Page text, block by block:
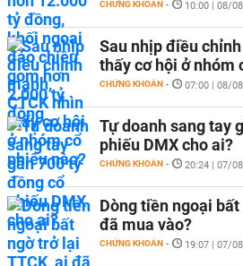
CHỨNG KHOÁN - 10:00 | 08/
Sau nhịp điều
thấy cơ hội ở nhóm
CHỨNG KHOÁN - 07:00 | 08/
Tự doanh sang tay
phiếu DMX cho ai?
CHỨNG KHOÁN - 20:24 | 07/
Dòng tiền ngoại
đã mua vào?
CHỨNG KHOÁN - 19:07 | 07/